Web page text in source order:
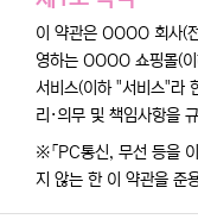
이 약관은 OOOO 회사(
영하는 OOOO 쇼핑몰(
서비스(이하 "서비스"라
리·의무 및 책임사항을
※「PC통신, 무선 등을
지 않는 한 이 약관을 준